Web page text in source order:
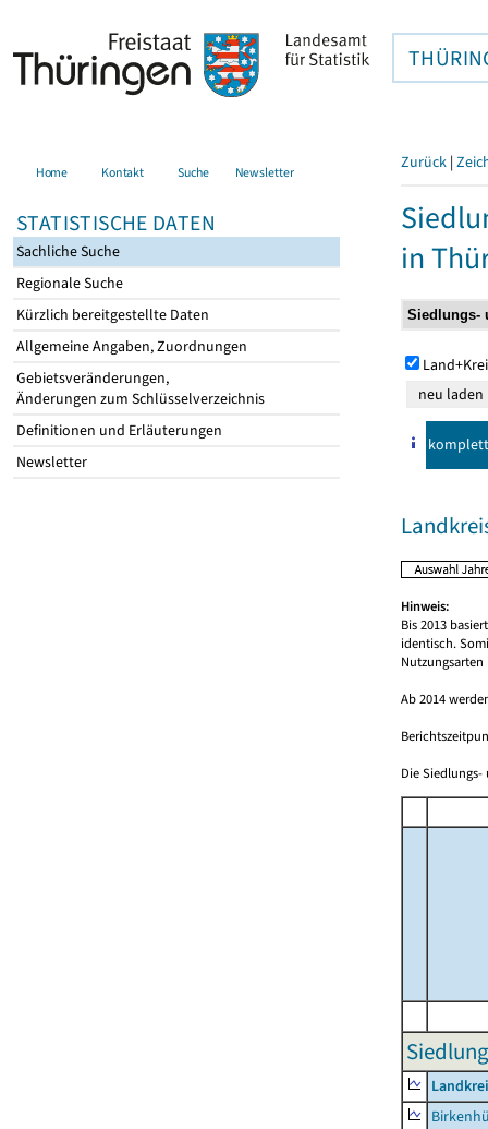
Home Kontakt Suche Newsletter
STATISTISCHE DATEN
Sachliche Suche
Regionale Suche
Kürzlich bereitgestellte Daten
Allgemeine Angaben, Zuordnungen
Gebietsveränderungen,
Änderungen zum Schlüsselverzeichnis
Definitionen und Erläuterungen
Newsletter
Zurück |
in
komplett
Hinweis:
Bis 2013
identisch.
Ab 2014
Die